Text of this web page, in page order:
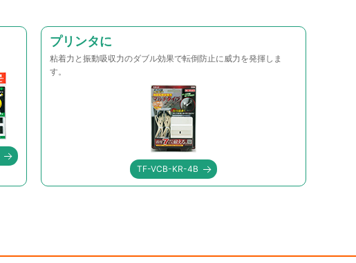
プリンタに
粘着力と振動吸収力のダブル効果で転倒防止に威力を発揮しま
す。
TF-VCB-KR-4B